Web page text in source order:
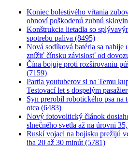
Koniec bolestivého vŕtania
obnoví poškodenú zubnú
Konštrukcia lietadla so
spotrebu paliva (8495)
Nová sodíková batéria sa nabije
znížiť čínsku závislosť od
Čína bojuje proti rozširovaniu
(7159)
Partia youtuberov si na Temu
Testovací let s dospelým
Syn prerobil robotického psa na
otca (6483)
Nový fotovoltický článok
slnečného svetla až na úrovni
Ruskí vojaci na bojisku prežijú
iba 20 až 30 minút (5781)